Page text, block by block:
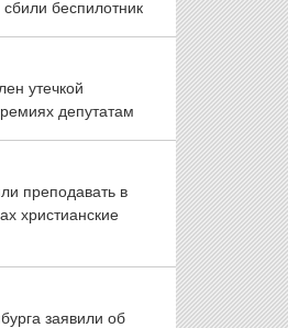
беспилотник
утечкой
депутатам
преподавать в
христианские
заявили об